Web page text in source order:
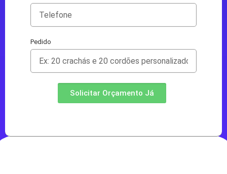
Pedido
Solicitar Orçamento Já